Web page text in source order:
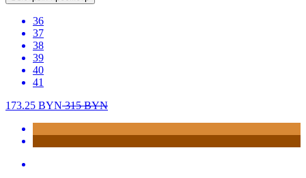
36
37
38
39
40
41
173.25 BYN315BYN